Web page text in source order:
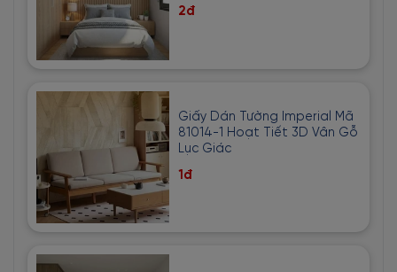
2đ
Giấy Dán Tường Imperial Mã
81014-1 Hoạt Tiết 3D Vân Gỗ
Lục Giác
1đ